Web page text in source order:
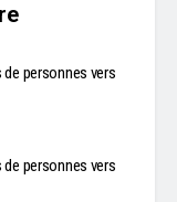
personnes vers
personnes vers